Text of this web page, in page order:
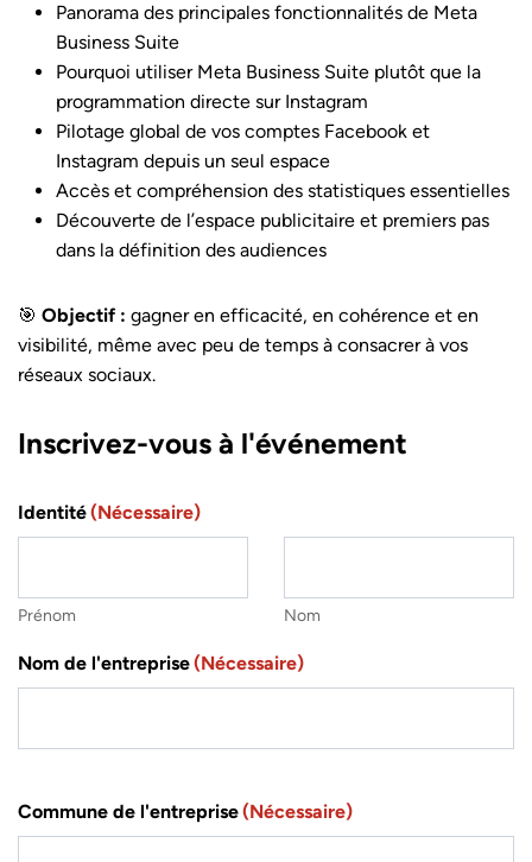
Panorama des principales fonctionnalités de Meta
Business Suite
Pourquoi utiliser Meta Business Suite plutôt que la
programmation directe sur Instagram
Pilotage global de vos comptes Facebook et
Instagram depuis un seul espace
Accès et compréhension des statistiques essentielles
Découverte de l’espace publicitaire et premiers pas
dans la définition des audiences
🎯 Objectif : gagner en efficacité, en cohérence et en
visibilité, même avec peu de temps à consacrer à vos
réseaux sociaux.
Inscrivez-vous à l'événement
Identité(Nécessaire)
Prénom Nom
Nom de l'entreprise(Nécessaire)
Commune de l'entreprise(Nécessaire)